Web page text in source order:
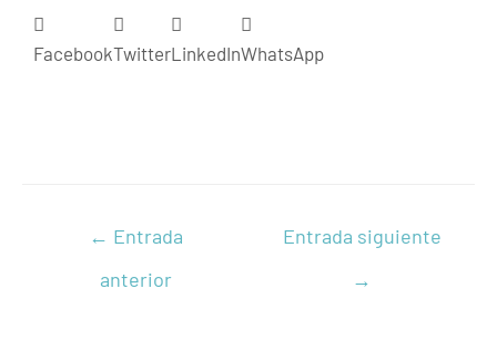
FacebookTwitterLinkedInWhatsApp
← Entrada
anterior
Entrada siguiente
→